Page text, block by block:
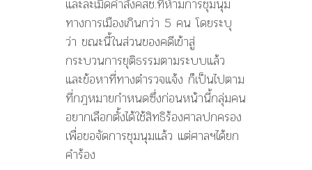
ทางการเมืองเกินกว่า 5 คน โดยระบุ
ว่า ขณะนี้ในส่วนของคดีเข้าสู่
กระบวนการยุติธรรมตามระบบแล้ว
และข้อหาที่ทางตำรวจแจ้ง ก็เป็นไปตาม
ที่กฎหมายกำหนดซึ่งก่อนหน้านี้กลุ่มคน
อยากเลือกตั้งได้ใช้สิทธิร้องศาลปกครอง
เพื่อขอจัดการชุมนุมแล้ว แต่ศาลฯได้ยก
คำร้อง